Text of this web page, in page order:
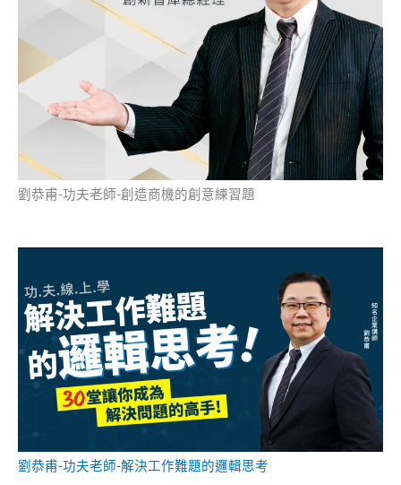
劉恭甫-功夫老師-創造商機的創意練習題
劉恭甫-功夫老師-解決工作難題的邏輯思考